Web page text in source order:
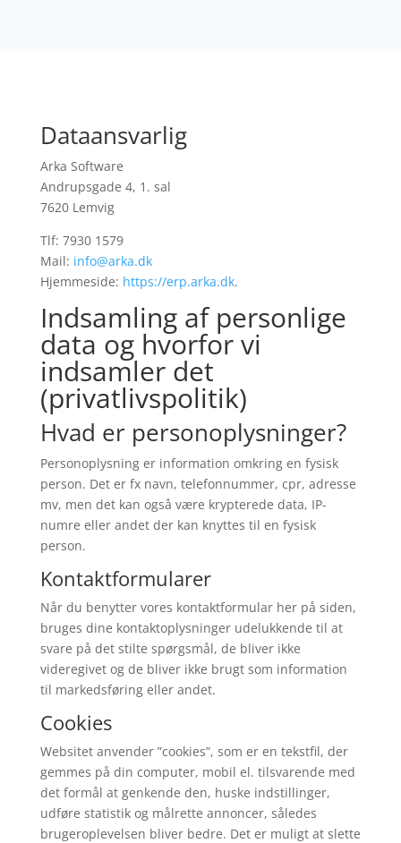
Dataansvarlig
Arka Software
Andrupsgade 4, 1. sal
7620 Lemvig
Tlf: 7930 1579
Mail: info@arka.dk
Hjemmeside: https://erp.arka.dk.
Indsamling af personlige
data og hvorfor vi
indsamler det
(privatlivspolitik)
Hvad er personoplysninger?
Personoplysning er information omkring en fysisk
person. Det er fx navn, telefonnummer, cpr, adresse
mv, men det kan også være krypterede data, IP-
numre eller andet der kan knyttes til en fysisk
person.
Kontaktformularer
Når du benytter vores kontaktformular her på siden,
bruges dine kontaktoplysninger udelukkende til at
svare på det stilte spørgsmål, de bliver ikke
videregivet og de bliver ikke brugt som information
til markedsføring eller andet.
Cookies
Websitet anvender ”cookies”, som er en tekstfil, der
gemmes på din computer, mobil el. tilsvarende med
det formål at genkende den, huske indstillinger,
udføre statistik og målrette annoncer, således
brugeroplevelsen bliver bedre. Det er muligt at slette